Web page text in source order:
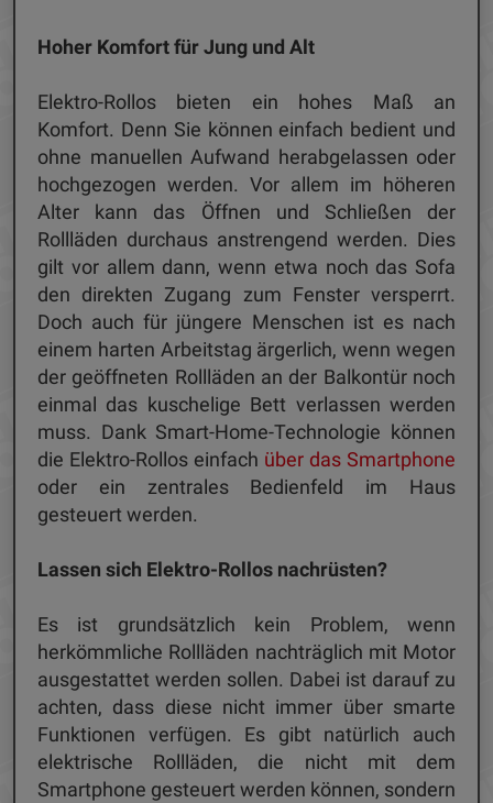
Hoher Komfort für Jung und Alt
Elektro-Rollos bieten ein hohes Maß an
Komfort. Denn Sie können einfach bedient und
ohne manuellen Aufwand herabgelassen oder
hochgezogen werden. Vor allem im höheren
Alter kann das Öffnen und Schließen der
Rollläden durchaus anstrengend werden. Dies
gilt vor allem dann, wenn etwa noch das Sofa
den direkten Zugang zum Fenster versperrt.
Doch auch für jüngere Menschen ist es nach
einem harten Arbeitstag ärgerlich, wenn wegen
der geöffneten Rollläden an der Balkontür noch
einmal das kuschelige Bett verlassen werden
muss. Dank Smart-Home-Technologie können
die Elektro-Rollos einfach über das Smartphone
oder ein zentrales Bedienfeld im Haus
gesteuert werden.
Lassen sich Elektro-Rollos nachrüsten?
Es ist grundsätzlich kein Problem, wenn
herkömmliche Rollläden nachträglich mit Motor
ausgestattet werden sollen. Dabei ist darauf zu
achten, dass diese nicht immer über smarte
Funktionen verfügen. Es gibt natürlich auch
elektrische Rollläden, die nicht mit dem
Smartphone gesteuert werden können, sondern